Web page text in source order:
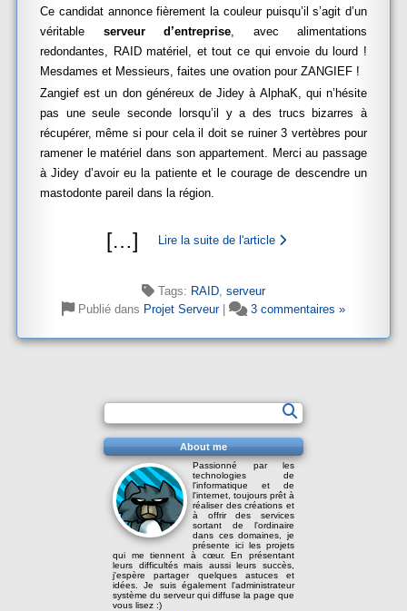
Ce candidat annonce fièrement la couleur puisqu’il s’agit d’un
véritable serveur d’entreprise, avec alimentations
redondantes, RAID matériel, et tout ce qui envoie du lourd !
Mesdames et Messieurs, faites une ovation pour ZANGIEF !
Zangief est un don généreux de Jidey à AlphaK, qui n’hésite
pas une seule seconde lorsqu’il y a des trucs bizarres à
récupérer, même si pour cela il doit se ruiner 3 vertèbres pour
ramener le matériel dans son appartement. Merci au passage
à Jidey d’avoir eu la patiente et le courage de descendre un
mastodonte pareil dans la région.
[…] Lire la suite de l'article
Tags: RAID, serveur
Publié dans Projet Serveur| 3 commentaires »
About me
Passionné par les
technologies de
l'informatique et de
l'internet, toujours prêt à
réaliser des créations et
à offrir des services
sortant de l'ordinaire
dans ces domaines, je
présente ici les projets
qui me tiennent à cœur. En présentant
leurs difficultés mais aussi leurs succès,
j'espère partager quelques astuces et
idées. Je suis également l'administrateur
système du serveur qui diffuse la page que
vous lisez :)